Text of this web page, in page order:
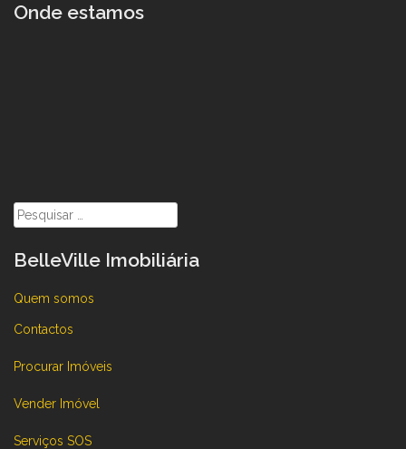
Onde estamos
Pesquisar
por:
BelleVille Imobiliária
Quem somos
Contactos
Procurar Imóveis
Vender Imóvel
Serviços SOS